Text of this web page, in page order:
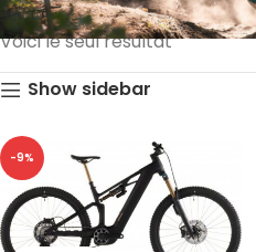
800”
Voici le seul résultat
Show sidebar
-9%